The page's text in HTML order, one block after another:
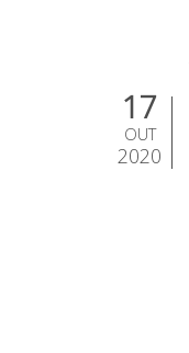
17
OUT
2020